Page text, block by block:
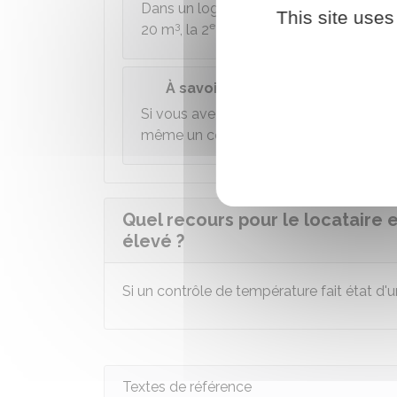
Dans un logement comprenant 2
20 m3, la 2e pièce a une température
À savoir
Si vous avez l'impression qu'il fait
même un contrôle de température ou
Quel recours pour le locataire
élevé ?
Si un contrôle de température fait état
Textes de référence
This site